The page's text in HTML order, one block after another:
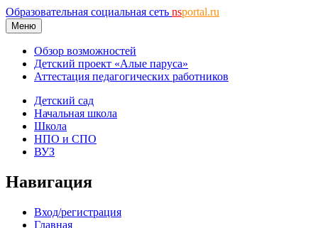
Образовательная социальная сеть nsportal.ru
Меню
Обзор возможностей
Детский проект «Алые паруса»
Аттестация педагогических работников
Детский сад
Начальная школа
Школа
НПО и СПО
ВУЗ
Навигация
Вход/регистрация
Главная